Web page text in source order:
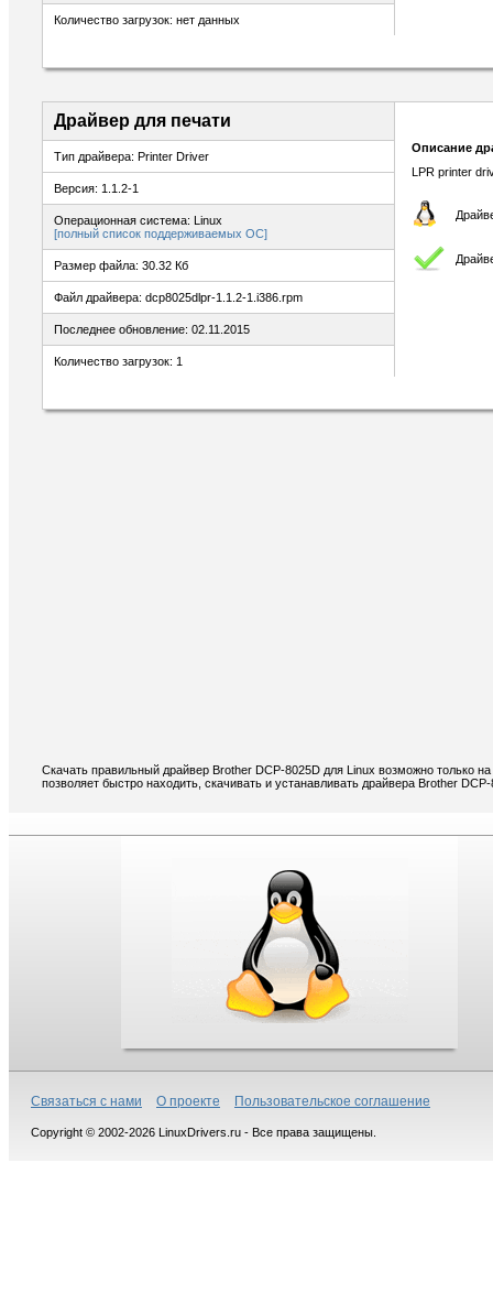
Количество загрузок: нет данных
Драйвер для печати
Тип драйвера: Printer Driver
Версия: 1.1.2-1
Операционная система: Linux
[полный список поддерживаемых ОС]
Размер файла: 30.32 Кб
Файл драйвера: dcp8025dlpr-1.1.2-1.i386.rpm
Последнее обновление: 02.11.2015
Количество загрузок: 1
Описание
LPR printer
Скачать правильный драйвер Brother DCP-8025D для Linux возможно только
позволяет быстро находить, скачивать и устанавливать драйвера Brother
Связаться с нами О проекте Пользовательское соглашение
Copyright © 2002-2026 LinuxDrivers.ru - Все права защищены.